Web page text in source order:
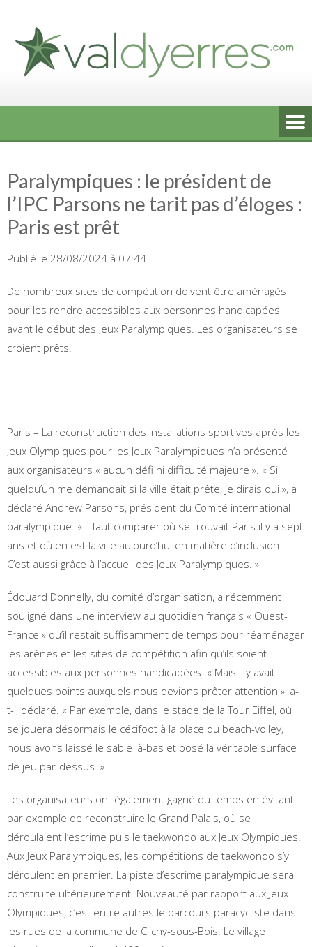
content
Paralympiques : le président de
l’IPC Parsons ne tarit pas d’éloges :
Paris est prêt
Publié le 28/08/2024 à 07:44
De nombreux sites de compétition doivent être aménagés
pour les rendre accessibles aux personnes handicapées
avant le début des Jeux Paralympiques. Les organisateurs se
croient prêts.
Paris – La reconstruction des installations sportives après les
Jeux Olympiques pour les Jeux Paralympiques n’a présenté
aux organisateurs « aucun défi ni difficulté majeure ». « Si
quelqu’un me demandait si la ville était prête, je dirais oui », a
déclaré Andrew Parsons, président du Comité international
paralympique. « Il faut comparer où se trouvait Paris il y a sept
ans et où en est la ville aujourd’hui en matière d’inclusion.
C’est aussi grâce à l’accueil des Jeux Paralympiques. »
Édouard Donnelly, du comité d’organisation, a récemment
souligné dans une interview au quotidien français « Ouest-
France » qu’il restait suffisamment de temps pour réaménager
les arènes et les sites de compétition afin qu’ils soient
accessibles aux personnes handicapées. « Mais il y avait
quelques points auxquels nous devions prêter attention », a-
t-il déclaré. « Par exemple, dans le stade de la Tour Eiffel, où
se jouera désormais le cécifoot à la place du beach-volley,
nous avons laissé le sable là-bas et posé la véritable surface
de jeu par-dessus. »
Les organisateurs ont également gagné du temps en évitant
par exemple de reconstruire le Grand Palais, où se
déroulaient l’escrime puis le taekwondo aux Jeux Olympiques.
Aux Jeux Paralympiques, les compétitions de taekwondo s’y
déroulent en premier. La piste d’escrime paralympique sera
construite ultérieurement. Nouveauté par rapport aux Jeux
Olympiques, c’est entre autres le parcours paracycliste dans
les rues de la commune de Clichy-sous-Bois. Le village